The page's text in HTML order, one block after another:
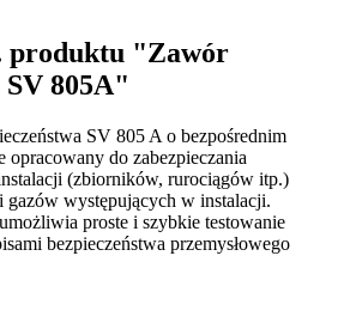
produktu "Zawór
SV 805A"
SV 805 A o bezpośrednim
opracowany do zabezpieczania
(zbiorników, rurociągów itp.)
gazów występujących w instalacji.
proste i szybkie testowanie
bezpieczeństwa przemysłowego